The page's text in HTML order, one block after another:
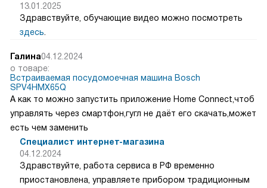
13.01.2025
Здравствуйте, обучающие видео можно посмотреть
здесь
Галина04.12.2024
о товаре:
Встраиваемая посудомоечная машина Bosch
SPV4HMX65Q
А как то можно запустить приложение Home Connect,чтоб
управлять через смартфон,гугл не даёт его скачать,может
есть чем заменить
Специалист интернет-магазина
04.12.2024
Здравствуйте, работа сервиса в РФ временно
приостановлена, управляете прибором традиционным